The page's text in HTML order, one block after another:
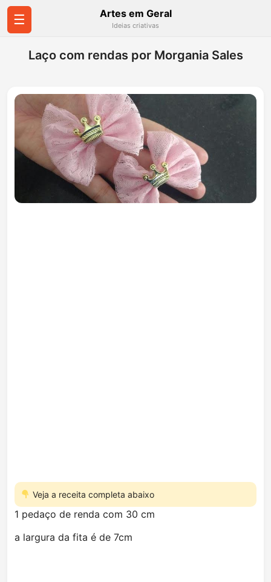
☰ Artes em Geral
Ideias criativas
Laço com rendas por Morgania Sales
Veja a receita completa abaixo
1 pedaço de renda com 30 cm
a largura da fita é de 7cm